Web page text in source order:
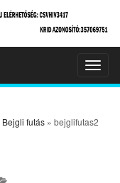
Bejgli futás » bejglifutas2